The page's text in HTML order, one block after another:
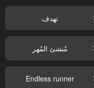
تهدف
مُنشئ المُهر
Endless runner